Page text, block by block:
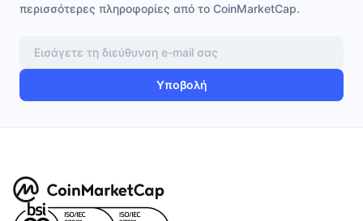
περισσότερες πληροφορίες από το CoinMarketCap.
Υποβολή